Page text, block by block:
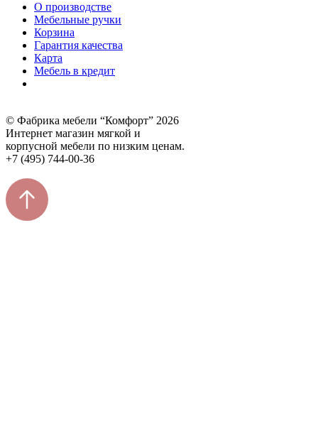
О производстве
Мебельные ручки
Корзина
Гарантия качества
Карта
Мебель в кредит
© Фабрика мебели “Комфорт” 2026
Интернет магазин мягкой и
корпусной мебели по низким ценам.
+7 (495) 744-00-36